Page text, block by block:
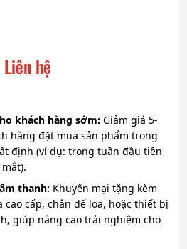
Liên hệ
khách hàng sớm: Giảm giá 5-
hàng đặt mua sản phẩm trong
định (ví dụ: trong tuần đầu tiên
thanh: Khuyến mại tặng kèm
cao cấp, chân đế loa, hoặc thiết bị
giúp nâng cao trải nghiệm cho